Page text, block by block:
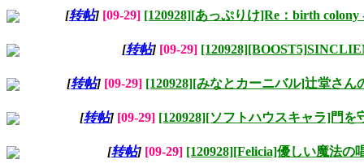
[转帖] [09-29] [120928][あっぷりけ]Re：birth colony
[转帖] [09-29]
[转帖] [09-29] [120928][みなとカーニバル]辻堂さん
[转帖] [09-29] [120928][ソフトハウスキャラ]門を
[转帖] [09-29] [120928][Felicia]優しい魔法の